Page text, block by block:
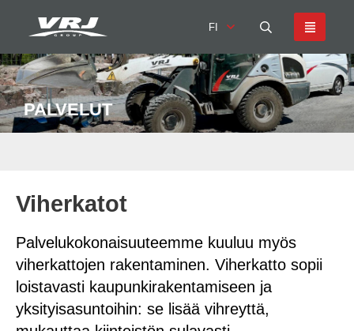
FI
PALVELUT
Viherkatot
Palvelukokonaisuuteemme kuuluu myös
viherkattojen rakentaminen. Viherkatto sopii
loistavasti kaupunkirakentamiseen ja
yksityisasuntoihin: se lisää vihreyttä,